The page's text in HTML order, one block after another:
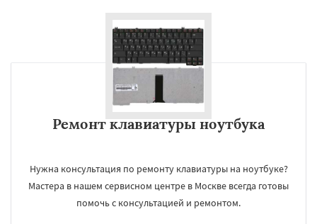
Ремонт клавиатуры ноутбука
Нужна консультация по ремонту клавиатуры на ноутбуке?
Мастера в нашем сервисном центре в Москве всегда готовы
помочь с консультацией и ремонтом.